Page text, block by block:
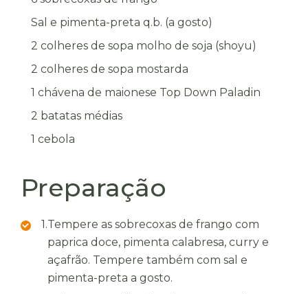
Sal e pimenta-preta q.b. (a gosto)
2 colheres de sopa molho de soja (shoyu)
2 colheres de sopa mostarda
1 chávena de maionese Top Down Paladin
2 batatas médias
1 cebola
Preparação
1.Tempere as sobrecoxas de frango com
paprica doce, pimenta calabresa, curry e
açafrão. Tempere também com sal e
pimenta-preta a gosto.